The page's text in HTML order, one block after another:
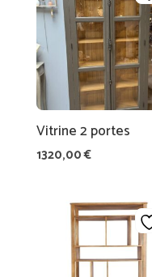
Vitrine 2 portes
1320,00€